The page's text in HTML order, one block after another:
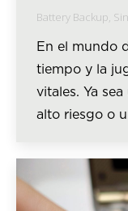
Battery Backup,
En el mundo
tiempo y la
vitales. Ya
alto riesgo o